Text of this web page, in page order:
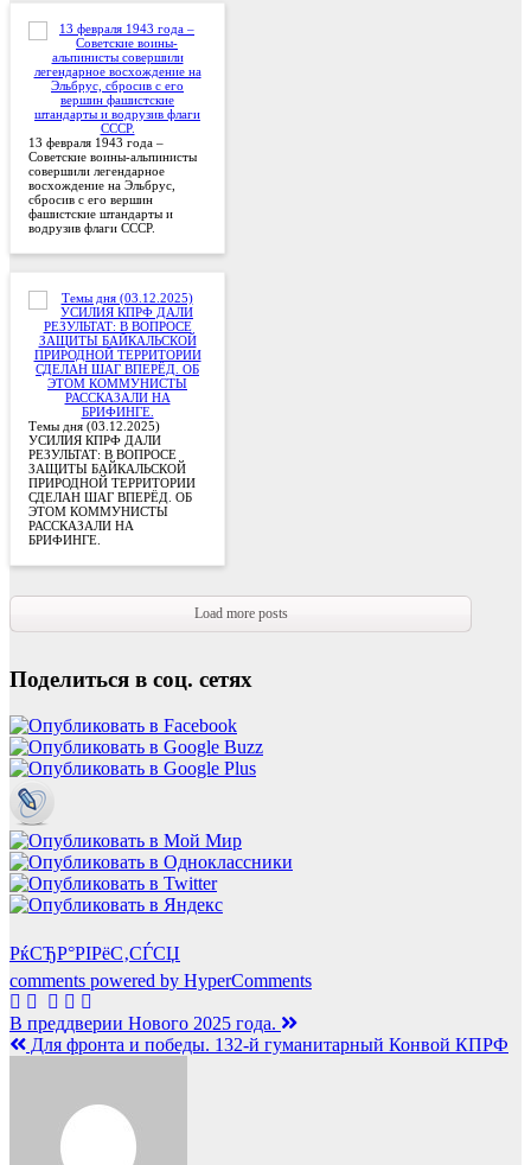
13 февраля 1943 года –
Советские воины-альпинисты
совершили легендарное
восхождение на Эльбрус,
сбросив с его вершин
фашистские штандарты и
водрузив флаги СССР.
Темы дня (03.12.2025)
УСИЛИЯ КПРФ ДАЛИ
РЕЗУЛЬТАТ: В ВОПРОСЕ
ЗАЩИТЫ БАЙКАЛЬСКОЙ
ПРИРОДНОЙ ТЕРРИТОРИИ
СДЕЛАН ШАГ ВПЕРЁД. ОБ
ЭТОМ КОММУНИСТЫ
РАССКАЗАЛИ НА
БРИФИНГЕ.
Load more posts
Поделиться в соц. сетях
РќСЂР°РІРёС‚СЃСЏ
comments powered by HyperComments
Навигация
по
В преддверии Нового 2025 года.
Для фронта и победы. 132-й гуманитарный Конвой КПРФ